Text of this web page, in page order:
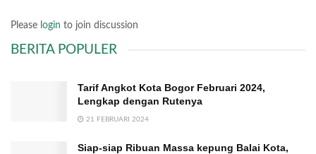
Please login to join discussion
BERITA POPULER
Tarif Angkot Kota Bogor Februari 2024,
Lengkap dengan Rutenya
21 FEBRUARI 2024
Siap-siap Ribuan Massa kepung Balai Kota,